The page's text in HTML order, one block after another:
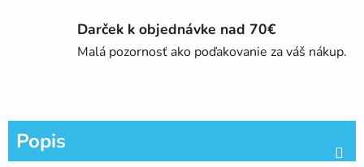
Darček k objednávke nad 70€
Malá pozornosť ako poďakovanie za váš nákup.
Popis